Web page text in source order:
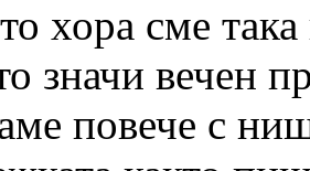
хора сме
значи вечен
повече с